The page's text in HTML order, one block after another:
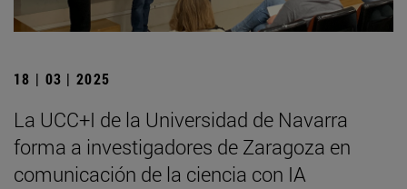
18 | 03 | 2025
La UCC+I de la Universidad de Navarra
forma a investigadores de Zaragoza en
comunicación de la ciencia con IA